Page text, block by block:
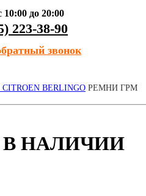
до 20:00
223-38-90
звонок
BERLINGO РЕМНИ ГРМ
В НАЛИЧИИ